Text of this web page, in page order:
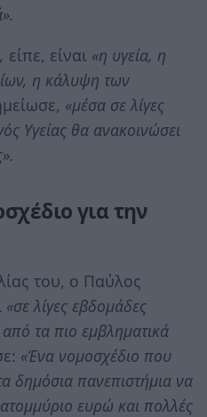
είπε, είναι «η υγεία, η
η κάλυψη των
«μέσα σε λίγες
Υγείας θα ανακοινώσει
για την
του, ο Παύλος
«σε λίγες εβδομάδες
τα πιο εμβληματικά
«Ένα νομοσχέδιο που
δημόσια πανεπιστήμια να
ευρώ και πολλές